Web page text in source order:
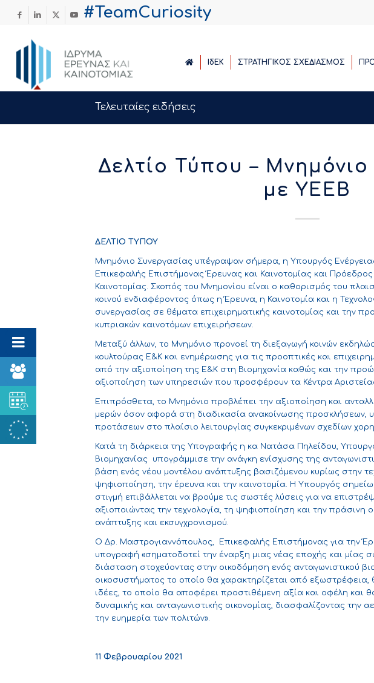
#TeamCuriosity
ΙδΕΚ ΣΤΡΑΤΗΓΙΚΟΣ ΣΧΕΔΙΑΣΜΟΣ
Τελευταίες ειδήσεις
Δελτίο Τύπου –
με ΥΕΕΒ
ΔΕΛΤΙΟ ΤΥΠΟΥ
Μνημόνιο Συνεργασίας υπέγραψαν σήμερα, η Υπουργός
Επικεφαλής Επιστήμονας Έρευνας και Καινοτομίας και
Καινοτομίας. Σκοπός του Μνημονίου είναι ο καθορισμός του
κοινού ενδιαφέροντος όπως η Έρευνα, η Καινοτομία και η
συνεργασίας σε θέματα επιχειρηματικής καινοτομίας και την
κυπριακών καινοτόμων επιχειρήσεων.
Μεταξύ άλλων, το Μνημόνιο προνοεί τη διεξαγωγή κοινών
κουλτούρας Ε&Κ και ενημέρωσης για τις προοπτικές και
από την αξιοποίηση της Ε&Κ στη Βιομηχανία καθώς και την
αξιοποίηση των υπηρεσιών που προσφέρουν τα Κέντρα
Επιπρόσθετα, το Μνημόνιο προβλέπει την αξιοποίηση και
μερών όσον αφορά στη διαδικασία ανακοίνωσης προσκλήσεων,
προτάσεων στο πλαίσιο λειτουργίας συγκεκριμένων σχεδίων
Κατά τη διάρκεια της Υπογραφής η κα Νατάσα Πηλείδου,
Βιομηχανίας υπογράμμισε την ανάγκη ενίσχυσης της
βάση ενός νέου μοντέλου ανάπτυξης βασιζόμενου κυρίως στην
ψηφιοποίηση, την έρευνα και την καινοτομία. Η Υπουργός
στιγμή επιβάλλεται να βρούμε τις σωστές λύσεις για να
αξιοποιώντας την τεχνολογία, τη ψηφιοποίηση και την πράσινη
ανάπτυξης και εκσυγχρονισμού.
Ο Δρ. Μαστρογιαννόπουλος, Επικεφαλής Επιστήμονας για την
υπογραφή «σηματοδοτεί την έναρξη μιας νέας εποχής και μίας
διάσταση στοχεύοντας στην οικοδόμηση ενός ανταγωνιστικού
οικοσυστήματος το οποίο θα χαρακτηρίζεται από
ιδέες, το οποίο θα αποφέρει προστιθέμενη αξία και οφέλη και
δυναμικής και ανταγωνιστικής οικονομίας, διασφαλίζοντας την
την ευημερία των πολιτών».
11 Φεβρουαρίου 2021